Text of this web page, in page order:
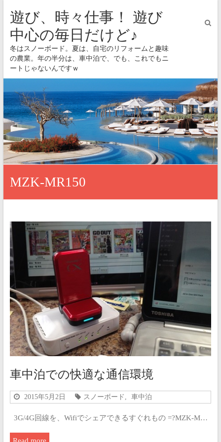
遊び、時々仕事！ 遊び
中心の毎日だけど♪
冬はスノーボード。夏は、自宅のリフォームと趣味
の農業。年の半分は、車中泊で、でも、これでもニ
ートじゃないんですｗ
MZK-MR150
車中泊での快適な通信環境
2015年5月2日 スノーボード 車中泊
3G/4G回線を、Wifiでシェアできるすぐれもの =?MZK-M…